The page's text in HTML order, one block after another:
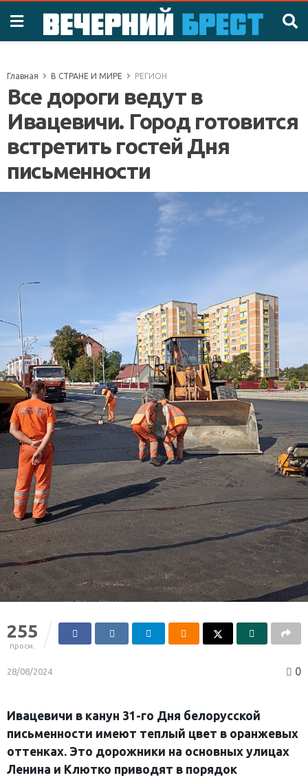
Главная В СТРАНЕ И МИРЕ РЕГИОН
Все дороги ведут в
Ивацевичи. Город готовится
встретить гостей Дня
письменности
255
просм.
28/08/2024 0
Ивацевичи в канун 31-го Дня белорусской
письменности имеют теплый цвет в оранжевых
оттенках. Это дорожники на основных улицах
Ленина и Клютко приводят в порядок